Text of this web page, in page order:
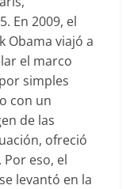
En 2009, el
Obama viajó a
el marco
simples
con un
de las
ofreció
eso, el
levantó en la